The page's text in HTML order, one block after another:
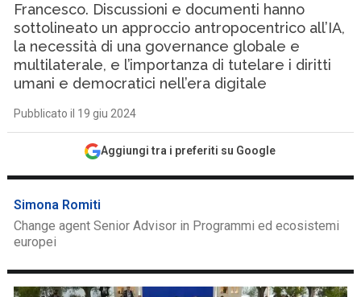
Francesco. Discussioni e documenti hanno
sottolineato un approccio antropocentrico all’IA,
la necessità di una governance globale e
multilaterale, e l’importanza di tutelare i diritti
umani e democratici nell’era digitale
Pubblicato il 19 giu 2024
Aggiungi tra i preferiti su Google
Simona Romiti
Change agent Senior Advisor in Programmi ed ecosistemi
europei